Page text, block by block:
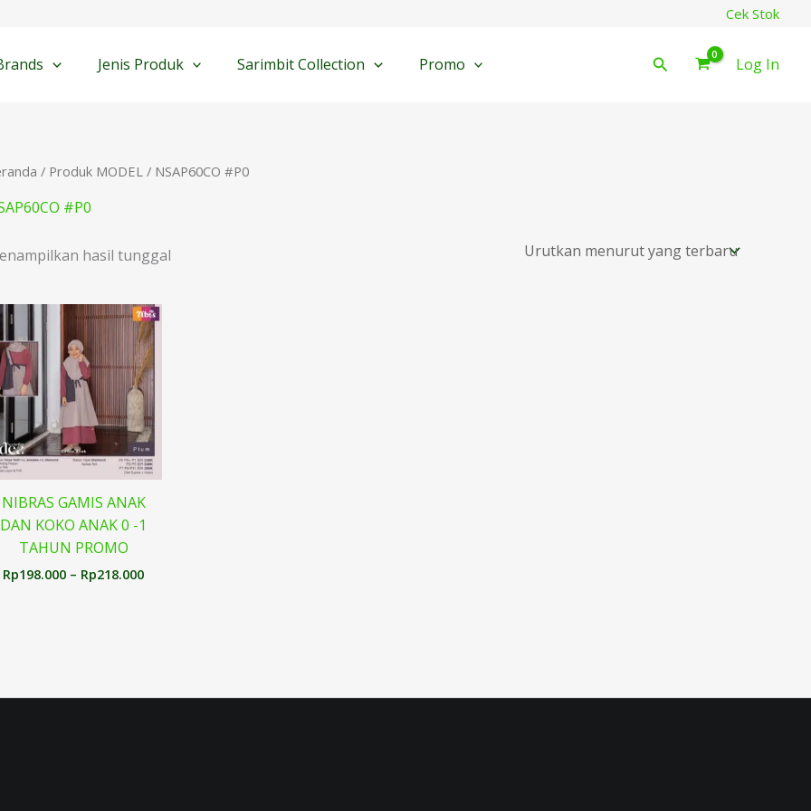
Cek Stok
Jenis Produk Sarimbit Collection Promo Cari Log In
/ Produk MODEL / NSAP60CO #P0
#P0
hasil tunggal
NIBRAS GAMIS ANAK
DAN KOKO ANAK 0 -1
TAHUN PROMO
Rp198.000 – Rp218.000
Rentang
harga:
Rp198.000
hingga
Rp218.000